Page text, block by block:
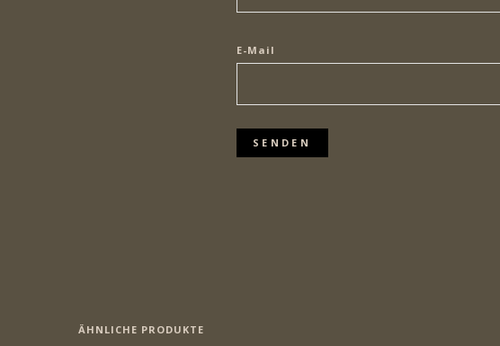
E-Mail
ÄHNLICHE PRODUKTE